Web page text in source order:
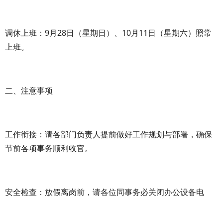
调休上班：9月28日（星期日）、10月11日（星期六）照常
上班。
二、注意事项
工作衔接：请各部门负责人提前做好工作规划与部署，确保
节前各项事务顺利收官。
安全检查：放假离岗前，请各位同事务必关闭办公设备电